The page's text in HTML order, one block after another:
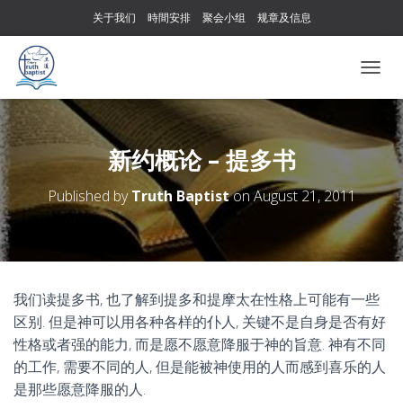
关于我们 時間安排 聚会小组 规章及信息
O
G
L
N
A
V
I
I
O
N
新约概论 – 提多书
Published byTruth BaptistonAugust 21, 2011
我们读提多书, 也了解到提多和提摩太在性格上可能有一些
区别. 但是神可以用各种各样的仆人, 关键不是自身是否有好
性格或者强的能力, 而是愿不愿意降服于神的旨意. 神有不同
的工作, 需要不同的人, 但是能被神使用的人而感到喜乐的人
是那些愿意降服的人.